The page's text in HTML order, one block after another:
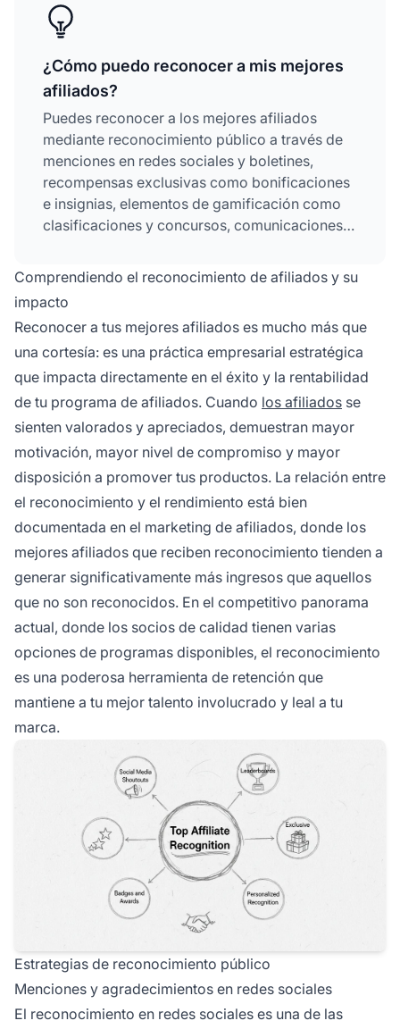
¿Cómo puedo reconocer a mis mejores
afiliados?
Puedes reconocer a los mejores afiliados
mediante reconocimiento público a través de
menciones en redes sociales y boletines,
recompensas exclusivas como bonificaciones
e insignias, elementos de gamificación como
clasificaciones y concursos, comunicaciones
presentando sus historias de éxito como casos
de estudio.
Comprendiendo el reconocimiento de afiliados y su
impacto
Reconocer a tus mejores afiliados es mucho más que
una cortesía: es una práctica empresarial estratégica
que impacta directamente en el éxito y la rentabilidad
de tu programa de afiliados. Cuando los afiliados se
sienten valorados y apreciados, demuestran mayor
motivación, mayor nivel de compromiso y mayor
disposición a promover tus productos. La relación entre
el reconocimiento y el rendimiento está bien
documentada en el marketing de afiliados, donde los
mejores afiliados que reciben reconocimiento tienden a
generar significativamente más ingresos que aquellos
que no son reconocidos. En el competitivo panorama
actual, donde los socios de calidad tienen varias
opciones de programas disponibles, el reconocimiento
es una poderosa herramienta de retención que
mantiene a tu mejor talento involucrado y leal a tu
marca.
Estrategias de reconocimiento público
Menciones y agradecimientos en redes sociales
El reconocimiento en redes sociales es una de las